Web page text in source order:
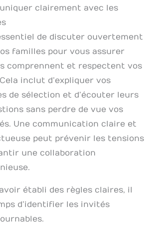
clairement avec les
de discuter ouvertement
familles pour vous assurer
comprennent et respectent vos
inclut d’expliquer vos
de sélection et d’écouter leurs
sans perdre de vue vos
Une communication claire et
peut prévenir les tensions
une collaboration
établi des règles claires, il
d’identifier les invités